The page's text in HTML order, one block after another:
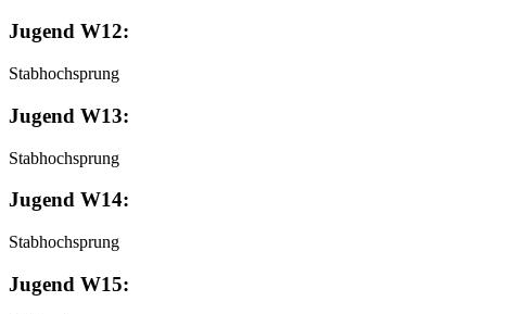
Jugend W12:
Stabhochsprung
Jugend W13:
Stabhochsprung
Jugend W14:
Stabhochsprung
Jugend W15: